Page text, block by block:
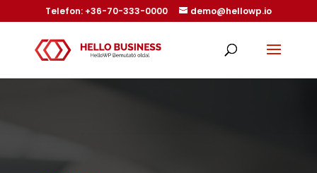
Telefon: +36-70-333-0000 demo@hellowp.io